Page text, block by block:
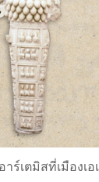
ร์เตมิส​ที่​เมือง​เอ